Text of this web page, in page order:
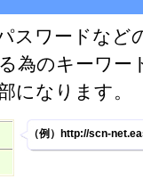
スワードなど
為のキーワー
になります。
（例）http://scn-